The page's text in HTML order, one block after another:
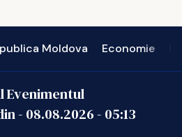
Moldova Economie
Evenimentul
- 08.08.2026- 05:13